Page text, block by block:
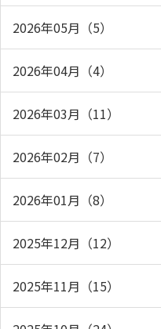
2026年05月（5）
2026年04月（4）
2026年03月（11）
2026年02月（7）
2026年01月（8）
2025年12月（12）
2025年11月（15）